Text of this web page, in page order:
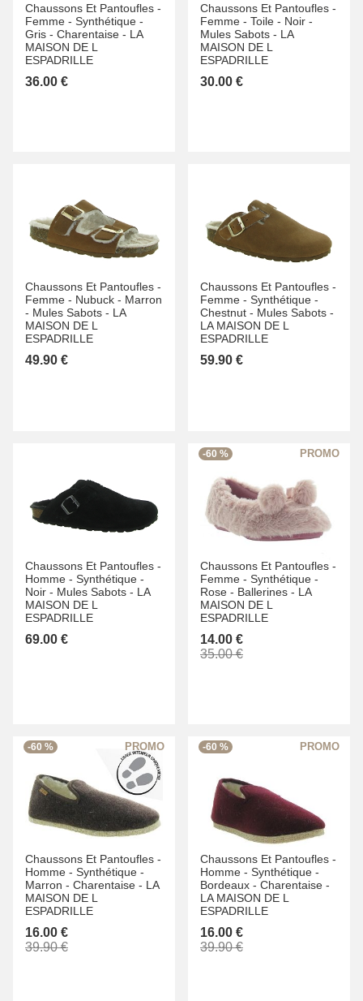
Chaussons Et Pantoufles -
Femme - Synthétique -
Gris - Charentaise - LA
MAISON DE L
ESPADRILLE
36.00 €
Chaussons Et Pantoufles -
Femme - Toile - Noir -
Mules Sabots - LA
MAISON DE L
ESPADRILLE
30.00 €
Chaussons Et Pantoufles -
Femme - Nubuck - Marron
- Mules Sabots - LA
MAISON DE L
ESPADRILLE
49.90 €
Chaussons Et Pantoufles -
Femme - Synthétique -
Chestnut - Mules Sabots -
LA MAISON DE L
ESPADRILLE
59.90 €
Chaussons Et Pantoufles -
Homme - Synthétique -
Noir - Mules Sabots - LA
MAISON DE L
ESPADRILLE
69.00 €
-60 %
Chaussons Et Pantoufles -
Femme - Synthétique -
Rose - Ballerines - LA
MAISON DE L
ESPADRILLE
14.00 €
35.00 €
-60 %
Chaussons Et Pantoufles -
Homme - Synthétique -
Marron - Charentaise - LA
MAISON DE L
ESPADRILLE
16.00 €
39.90 €
-60 %
Chaussons Et Pantoufles -
Homme - Synthétique -
Bordeaux - Charentaise -
LA MAISON DE L
ESPADRILLE
16.00 €
39.90 €